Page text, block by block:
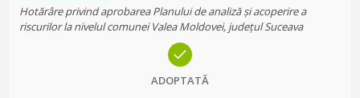
Hotărâre privind aprobarea Planului de analiză și acoperire a
riscurilor la nivelul comunei Valea Moldovei, județul Suceava
ADOPTATĂ